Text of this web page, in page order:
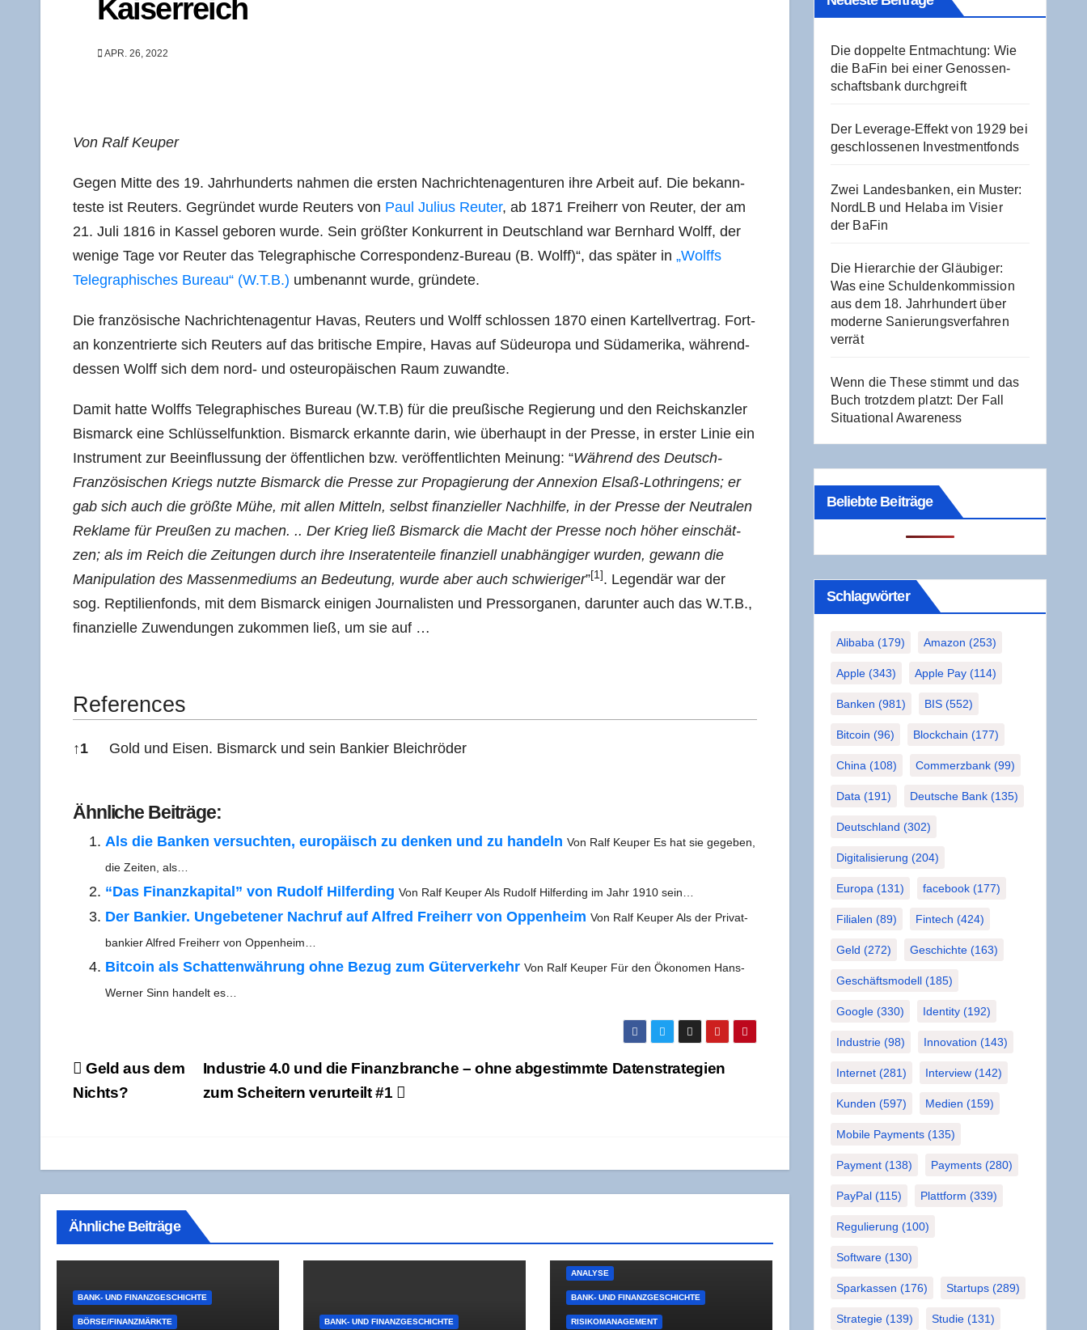
Kaiserreich
APR. 26, 2022
Von Ralf Keuper
Gegen Mit­te des 19. Jahr­hun­derts nah­men die ers­ten Nach­rich­ten­agen­tu­ren ihre Arbeit auf. Die bekann­
tes­te ist Reu­ters. Gegrün­det wur­de Reu­ters von Paul Juli­us Reu­ter, ab 1871 Frei­herr von Reu­ter, der am
21. Juli 1816 in Kas­sel gebo­ren wur­de. Sein größ­ter Kon­kur­rent in Deutsch­land war Bern­hard Wolff, der
weni­ge Tage vor Reu­ter das Tele­gra­phi­sche Cor­re­spon­denz-Bureau (B. Wolff)“, das spä­ter in „Wolffs
Tele­gra­phi­sches Bureau“ (W.T.B.) umbe­nannt wur­de, gründete.
Die fran­zö­si­sche Nach­rich­ten­agen­tur Havas, Reu­ters und Wolff schlos­sen 1870 einen Kar­tell­ver­trag. Fort­
an kon­zen­trier­te sich Reu­ters auf das bri­ti­sche Empire, Havas auf Süd­eu­ro­pa und Süd­ame­ri­ka, wäh­rend­
des­sen Wolff sich dem nord- und ost­eu­ro­päi­schen Raum zuwandte.
Damit hat­te Wolffs Tele­gra­phi­sches Bureau (W.T.B) für die preu­ßi­sche Regie­rung und den Reichs­kanz­ler
Bis­marck eine Schlüs­sel­funk­ti­on. Bis­marck erkann­te dar­in, wie über­haupt in der Pres­se, in ers­ter Linie ein
Instru­ment zur Beein­flus­sung der öffent­li­chen bzw. ver­öf­fent­lich­ten Mei­nung: “Wäh­rend des Deutsch-
Fran­zö­si­schen Kriegs nutz­te Bis­marck die Pres­se zur Pro­pa­gie­rung der Anne­xi­on Elsaß-Loth­rin­gens; er
gab sich auch die größ­te Mühe, mit allen Mit­teln, selbst finan­zi­el­ler Nach­hil­fe, in der Pres­se der Neu­tra­len
Rekla­me für Preu­ßen zu machen. .. Der Krieg ließ Bis­marck die Macht der Pres­se noch höher ein­schät­
zen; als im Reich die Zei­tun­gen durch ihre Inse­rat­entei­le finan­zi­ell unab­hän­gi­ger wur­den, gewann die
Mani­pu­la­ti­on des Mas­sen­me­di­ums an Bedeu­tung, wur­de aber auch schwie­ri­ger”[1] . Legen­där war der
sog. Rep­ti­li­en­fonds, mit dem Bis­marck eini­gen Jour­na­lis­ten und Press­or­ga­nen, dar­un­ter auch das W.T.B.,
finan­zi­el­le Zuwen­dun­gen zukom­men ließ, um sie auf …
Refe­ren­ces
↑1 Gold und Eisen. Bis­marck und sein Ban­kier Bleichröder
Ähn­li­che Beiträge:
Als die Ban­ken ver­such­ten, euro­pä­isch zu den­ken und zu han­deln Von Ralf Keu­per Es hat sie gege­ben,
die Zei­ten, als…
“Das Finanz­ka­pi­tal” von Rudolf Hil­fer­ding Von Ralf Keu­per Als Rudolf Hil­fer­ding im Jahr 1910 sein…
Der Ban­kier. Unge­be­te­ner Nach­ruf auf Alfred Frei­herr von Oppen­heim Von Ralf Keu­per Als der Pri­vat­
ban­kier Alfred Frei­herr von Oppenheim…
Bit­co­in als Schat­ten­wäh­rung ohne Bezug zum Güter­ver­kehr Von Ralf Keu­per Für den Öko­no­men Hans-
Wer­­ner Sinn han­delt es…
BeitragsnavigationIndus­trie 4.0 und die Finanz­bran­che – ohne abge­stimm­te Daten­stra­te­gien
zum Schei­tern ver­ur­teilt #1
Geld aus dem
Nichts?
Ähnliche Beiträge
BANK- UND FINANZGESCHICHTE
BÖRSE/FINANZMÄRKTE BANK- UND FINANZGESCHICHTE
ANALYSE
BANK- UND FINANZGESCHICHTE
RISIKOMANAGEMENT
Die dop­pel­te Ent­mach­tung: Wie
die BaFin bei einer Genos­sen­
schafts­bank durchgreift
Der Levera­ge-Effekt von 1929 bei
geschlos­se­nen Investmentfonds
Zwei Lan­des­ban­ken, ein Mus­ter:
NordLB und Hela­ba im Visier
der BaFin
Die Hier­ar­chie der Gläu­bi­ger:
Was eine Schul­den­kom­mis­si­on
aus dem 18. Jahr­hun­dert über
moder­ne Sanie­rungs­ver­fah­ren
verrät
Wenn die The­se stimmt und das
Buch trotz­dem platzt: Der Fall
Situa­tio­nal Awareness
Beliebte Beiträge
Schlag­wör­ter
Alibaba (179) Amazon (253)
Apple(343) Apple Pay(114)
Banken (981) BIS(552)
Bitcoin (96) Blockchain (177)
China (108) Commerzbank(99)
Data (191) Deutsche Bank(135)
Deutschland (302)
Digitalisierung (204)
Europa (131) facebook(177)
Filialen (89) Fintech (424)
Geld (272) Geschichte(163)
Geschäftsmodell(185)
Google(330) Identity(192)
Industrie(98) Innovation (143)
Internet(281) Interview(142)
Kunden (597) Medien (159)
Mobile Payments(135)
Payment(138) Payments(280)
PayPal(115) Plattform (339)
Regulierung (100)
Software(130)
Sparkassen (176) Startups(289)
Strategie(139) Studie(131)